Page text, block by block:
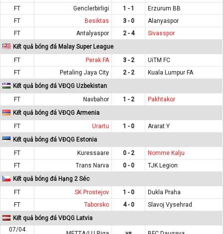
FT
Genclerbirligi 1 - 1
Erzurum BB
FT
Besiktas 3 - 0
Alanyaspor
FT
Antalyaspor 2 - 4
Sivasspor
Kết quả bóng đá Malay Super League
FT
Perak FA 3 - 2
UiTM FC
FT
Petaling Jaya City 2 - 2
Kuala Lumpur FA
Kết quả bóng đá VĐQG Uzbekistan
FT
Navbahor 1 - 2
Pakhtakor
Kết quả bóng đá VĐQG Armenia
FT
Urartu 1 - 0
Ararat Y
Kết quả bóng đá VĐQG Estonia
FT
Kuressaare 0 - 2
Nomme Kalju
FT
Trans Narva 0 - 0
TJK Legion
Kết quả bóng đá Hạng 2 Séc
FT
SK Prostejov 1 - 0
Dukla Praha
FT
Taborsko 4 - 0
Slavoj Vysehrad
Kết quả bóng đá VĐQG Latvia
07/04